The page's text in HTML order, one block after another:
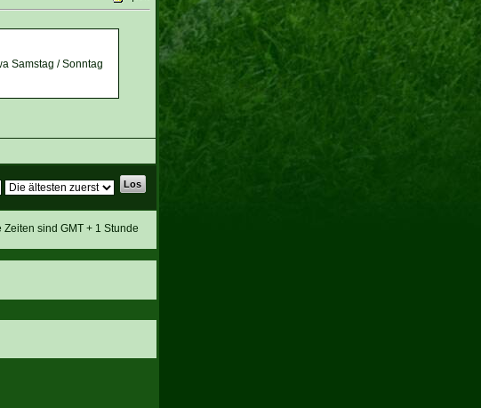
Samstag / Sonntag
Zeiten sind GMT + 1 Stunde